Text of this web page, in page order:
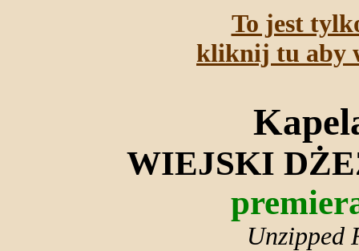
To jest
kliknij tu aby
WIEJSKI
Unzipped